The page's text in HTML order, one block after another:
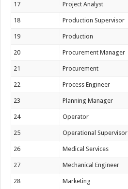
17 Project Analyst
18 Production Supervisor
19 Production
20 Procurement Manager
21 Procurement
22 Process Engineer
23 Planning Manager
24 Operator
25 Operational Supervisor
26 Medical Services
27 Mechanical Engineer
28 Marketing